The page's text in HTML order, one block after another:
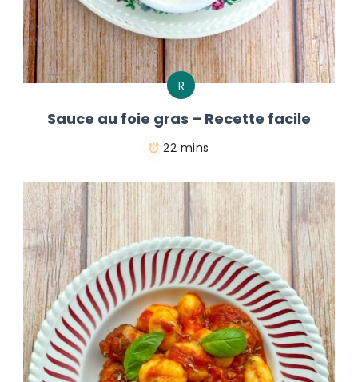
R
Sauce au foie gras – Recette facile
22 mins